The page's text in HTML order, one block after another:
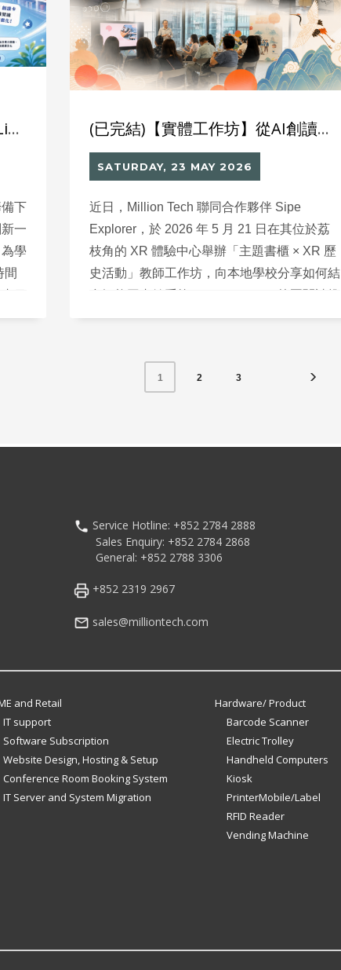
【圖書館 100% 書本封面上載】Library GO 圖書封面攝取方案 2–3 天完成 1 萬本上載
下
一
學
間
。
(已完結)【實體工作坊】從AI創讀卡到XR帝陵探秘 :升級校本國民教育體驗
SATURDAY, 23 MAY 2026
近日，Million Tech 聯同合作夥伴 Sipe
Explorer，於 2026 年 5 月 21 日在其位於荔
枝角的 XR 體驗中心舉辦「主題書櫃 × XR 歷
史活動」教師工作坊，向本地學校分享如何結
廣平台及沉浸式 XR 歷史體驗，支援校本國民
1 2 3
Service Hotline: +852 2784 2888
Sales Enquiry: +852 2784 2868
General: +852 2788 3306
+852 2319 2967
sales@milliontech.com
and Retail
IT support
Software Subscription
Website Design, Hosting & Setup
Conference Room Booking System
IT Server and System Migration
Hardware/ Product
Barcode Scanner
Electric Trolley
Handheld Computers
Kiosk
PrinterMobile/Label
RFID Reader
Vending Machine